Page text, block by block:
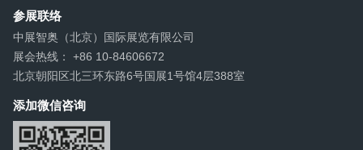
参展联络
中展智奥（北京）国际展览有限公司
展会热线： +86 10-84606672
北京朝阳区北三环东路6号国展1号馆4层388室
添加微信咨询